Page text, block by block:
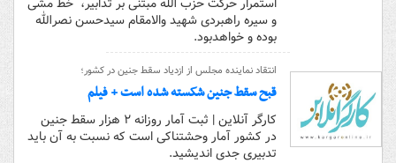
و سیره راهبردی شهید والامقام سیدحسن نصرالله
بوده و خواهدبود.
انتقاد نماینده مجلس از ازدیاد سقط جنین در کشور؛
قبح سقط جنین شکسته شده است + فیلم
کارگر آنلاین | ثبت آمار روزانه ۲ هزار سقط جنین
در کشور آمار وحشتناکی است که نسبت به آن باید
تدبیری جدی اندیشید.